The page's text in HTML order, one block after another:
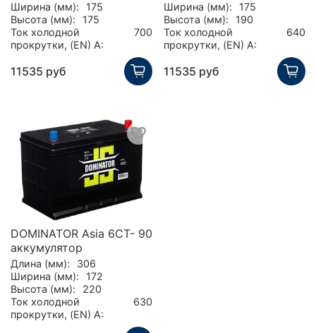
Ширина (мм):
175
Высота (мм):
175
Ток холодной
прокрутки, (EN) А:
700
11535 руб
Ширина (мм):
175
Высота (мм):
190
Ток холодной
прокрутки, (EN) А:
640
11535 руб
DOMINATOR Asia 6СТ- 90
аккумулятор
Длина (мм):
306
Ширина (мм):
172
Высота (мм):
220
Ток холодной
прокрутки, (EN) А:
630